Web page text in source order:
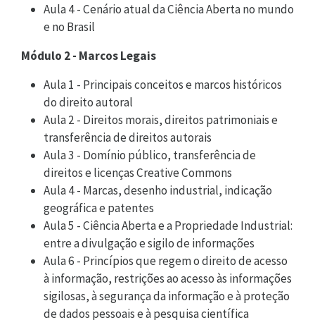
Aula 4 - Cenário atual da Ciência Aberta no mundo
e no Brasil
Módulo 2 - Marcos Legais
Aula 1 - Principais conceitos e marcos históricos
do direito autoral
Aula 2 - Direitos morais, direitos patrimoniais e
transferência de direitos autorais
Aula 3 - Domínio público, transferência de
direitos e licenças Creative Commons
Aula 4 - Marcas, desenho industrial, indicação
geográfica e patentes
Aula 5 - Ciência Aberta e a Propriedade Industrial:
entre a divulgação e sigilo de informações
Aula 6 - Princípios que regem o direito de acesso
à informação, restrições ao acesso às informações
sigilosas, à segurança da informação e à proteção
de dados pessoais e à pesquisa científica